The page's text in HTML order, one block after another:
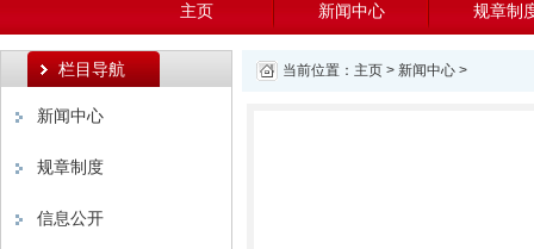
主页 新闻中心 规章制
栏目导航
新闻中心
规章制度
信息公开
当前位置： 主页 > 新闻中心 >